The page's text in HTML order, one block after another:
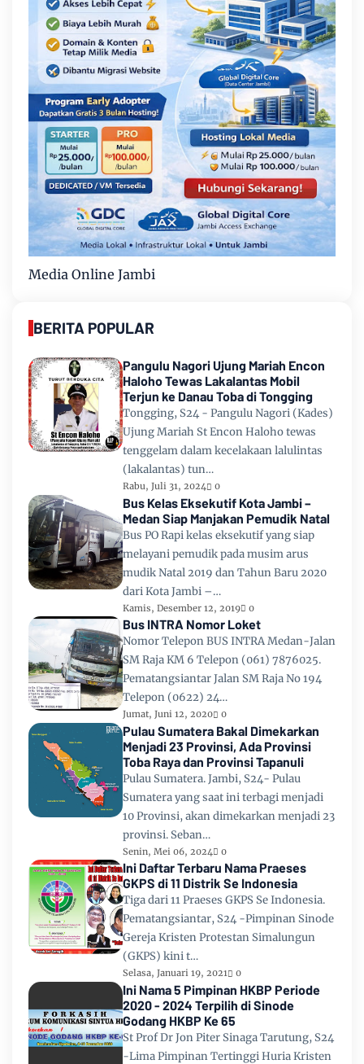
Media Online Jambi
BERITA POPULAR
Pangulu Nagori Ujung Mariah Encon
Haloho Tewas Lakalantas Mobil
Terjun ke Danau Toba di Tongging
Tongging, S24 - Pangulu Nagori (Kades)
Ujung Mariah St Encon Haloho tewas
tenggelam dalam kecelakaan lalulintas
(lakalantas) tun…
Rabu, Juli 31, 2024 0
Bus Kelas Eksekutif Kota Jambi –
Medan Siap Manjakan Pemudik Natal
Bus PO Rapi kelas eksekutif yang siap
melayani pemudik pada musim arus
mudik Natal 2019 dan Tahun Baru 2020
dari Kota Jambi –…
Kamis, Desember 12, 2019 0
Bus INTRA Nomor Loket
Nomor Telepon BUS INTRA Medan-Jalan
SM Raja KM 6 Telepon (061) 7876025.
Pematangsiantar Jalan SM Raja No 194
Telepon (0622) 24…
Jumat, Juni 12, 2020 0
Pulau Sumatera Bakal Dimekarkan
Menjadi 23 Provinsi, Ada Provinsi
Toba Raya dan Provinsi Tapanuli
Pulau Sumatera. Jambi, S24- Pulau
Sumatera yang saat ini terbagi menjadi
10 Provinsi, akan dimekarkan menjadi 23
provinsi. Seban…
Senin, Mei 06, 2024 0
Ini Daftar Terbaru Nama Praeses
GKPS di 11 Distrik Se Indonesia
Tiga dari 11 Praeses GKPS Se Indonesia.
Pematangsiantar, S24 -Pimpinan Sinode
Gereja Kristen Protestan Simalungun
(GKPS) kini t…
Selasa, Januari 19, 2021 0
Ini Nama 5 Pimpinan HKBP Periode
2020 - 2024 Terpilih di Sinode
Godang HKBP Ke 65
St Prof Dr Jon Piter Sinaga Tarutung, S24
-Lima Pimpinan Tertinggi Huria Kristen